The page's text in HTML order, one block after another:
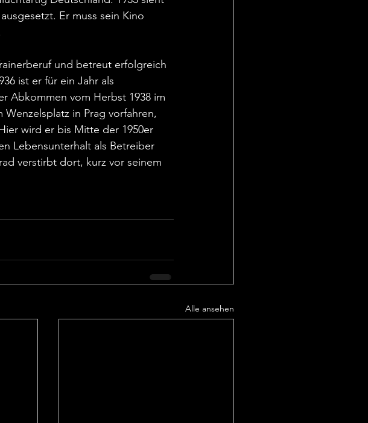
Er muss sein Kino
und betreut erfolgreich
ist er für ein Jahr als
Abkommen vom Herbst 1938 im
in Prag vorfahren,
wird er bis Mitte der 1950er
Lebensunterhalt als Betreiber
verstirbt dort, kurz vor seinem
Alle ansehen